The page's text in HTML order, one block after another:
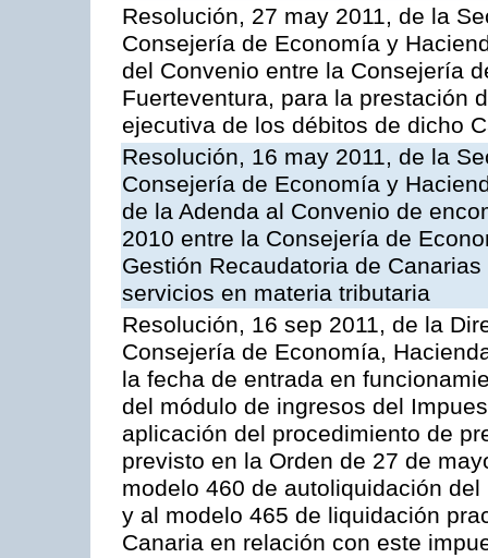
Resolución, 27 may 2011, de la
Consejería de Economía y
del Convenio entre la Consejería
Fuerteventura, para la prestación
ejecutiva de los débitos de dicho
Resolución, 16 may 2011, de la
Consejería de Economía y
de la Adenda al Convenio de
2010 entre la Consejería de
Gestión Recaudatoria de
servicios en materia tributaria
Resolución, 16 sep 2011, de la
Consejería de Economía,
la fecha de entrada en
del módulo de ingresos del
aplicación del procedimiento de
previsto en la Orden de 27 de
modelo 460 de autoliquidación
y al modelo 465 de liquidación
Canaria en relación con este